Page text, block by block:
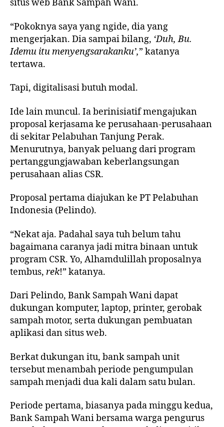
situs web Bank Sampah Wani.
“Pokoknya saya yang ngide, dia yang
mengerjakan. Dia sampai bilang, ‘Duh, Bu.
Idemu itu menyengsarakanku’,” katanya
tertawa.
Tapi, digitalisasi butuh modal.
Ide lain muncul. Ia berinisiatif mengajukan
proposal kerjasama ke perusahaan-perusahaan
di sekitar Pelabuhan Tanjung Perak.
Menurutnya, banyak peluang dari program
pertanggungjawaban keberlangsungan
perusahaan alias CSR.
Proposal pertama diajukan ke PT Pelabuhan
Indonesia (Pelindo).
“Nekat aja. Padahal saya tuh belum tahu
bagaimana caranya jadi mitra binaan untuk
program CSR. Yo, Alhamdulillah proposalnya
tembus, rek!” katanya.
Dari Pelindo, Bank Sampah Wani dapat
dukungan komputer, laptop, printer, gerobak
sampah motor, serta dukungan pembuatan
aplikasi dan situs web.
Berkat dukungan itu, bank sampah unit
tersebut menambah periode pengumpulan
sampah menjadi dua kali dalam satu bulan.
Periode pertama, biasanya pada minggu kedua,
Bank Sampah Wani bersama warga pengurus